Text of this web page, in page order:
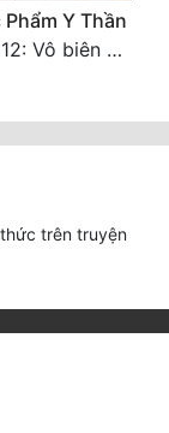
Y Thần
Chương 4212: Vô biên hắc ám
trên truyện